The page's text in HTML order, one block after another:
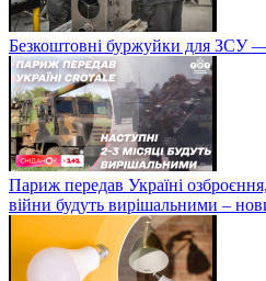
Безкоштовні буржуйки для ЗСУ
Париж передав Україні
війни будуть вирішальними –